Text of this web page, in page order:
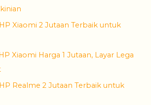
Xiaomi 2 Jutaan Terbaik untuk
Xiaomi Harga 1 Jutaan, Layar Lega
Realme 2 Jutaan Terbaik untuk